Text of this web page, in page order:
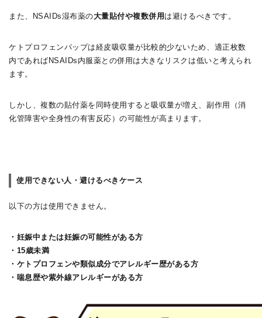
また、NSAIDs湿布薬の大量貼付や複数併用 は避けるべきです。
ケトプロフェンパップは経皮吸収量が比較的少ないため、適正枚数
内であればNSAIDs内服薬との併用は大きなリスクは低いと考えられ
ます。
しかし、複数の貼付薬を同時使用すると吸収量が増え、副作用（消
化管障害や全身性の有害反応）の可能性が高まります。
使用できない人・避けるべきケース
以下の方は使用できません。
・妊娠中または妊娠の可能性がある方
・15歳未満
・ケトプロフェンや類似成分でアレルギー歴がある方
・喘息歴や紫外線アレルギーがある方